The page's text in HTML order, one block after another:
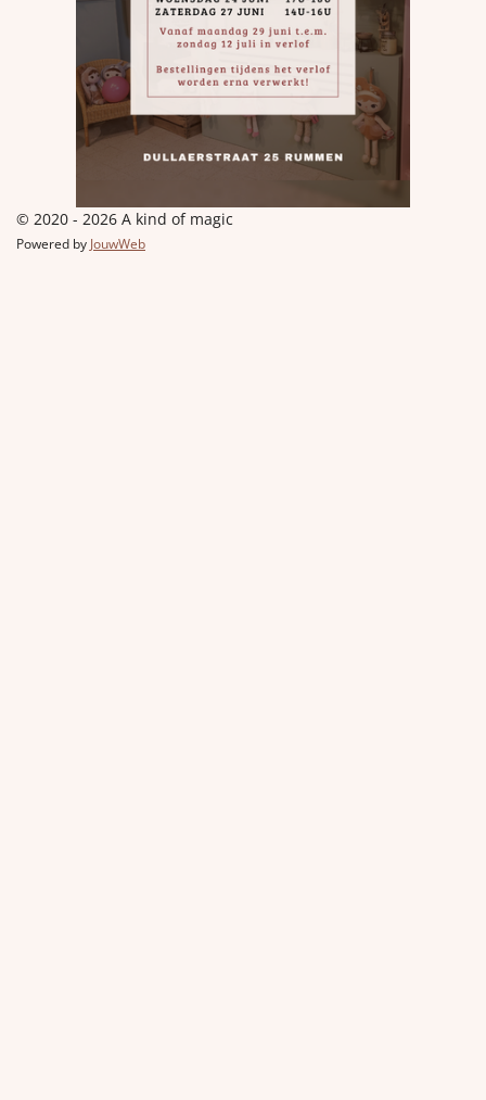
© 2020 - 2026 A kind of magic
Powered by JouwWeb